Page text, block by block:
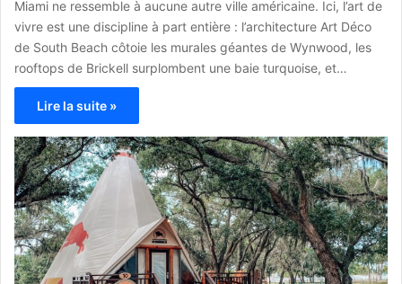
Miami ne ressemble à aucune autre ville américaine. Ici, l’art de
vivre est une discipline à part entière : l’architecture Art Déco
de South Beach côtoie les murales géantes de Wynwood, les
rooftops de Brickell surplombent une baie turquoise, et…
Lire la suite »